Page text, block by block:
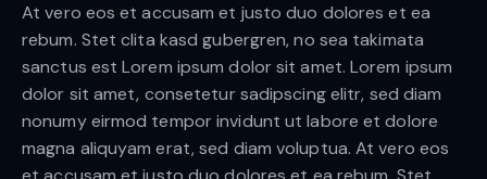
At vero eos et accusam et justo duo dolores et ea
rebum. Stet clita kasd gubergren, no sea takimata
sanctus est Lorem ipsum dolor sit amet. Lorem ipsum
dolor sit amet, consetetur sadipscing elitr, sed diam
nonumy eirmod tempor invidunt ut labore et dolore
magna aliquyam erat, sed diam voluptua. At vero eos